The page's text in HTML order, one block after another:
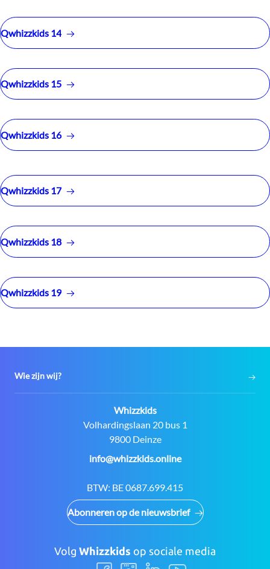
Qwhizzkids 14
Qwhizzkids 15
Qwhizzkids 16
Qwhizzkids 17
Qwhizzkids 18
Qwhizzkids 19
Wie zijn wij?
Contact:
Whizzkids
Adres:
Volhardingslaan 20 bus 1
9800 Deinze
E-
info@whizzkids.online
BTW: BE 0687.699.415
Abonneren op de nieuwsbrief
Volg Whizzkids op sociale media
Volg Volg Volg Volg